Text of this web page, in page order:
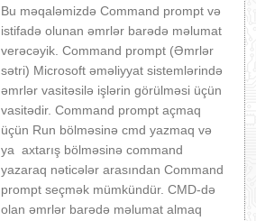
Bu məqaləmizdə Command prompt və
istifadə olunan əmrlər barədə məlumat
verəcəyik. Command prompt (Əmrlər
sətri) Microsoft əməliyyat sistemlərində
əmrlər vasitəsilə işlərin görülməsi üçün
vasitədir. Command prompt açmaq
üçün Run bölməsinə cmd yazmaq və
ya axtarış bölməsinə command
yazaraq nəticələr arasından Command
prompt seçmək mümkündür. CMD-də
olan əmrlər barədə məlumat almaq